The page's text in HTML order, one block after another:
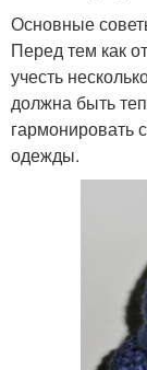
Основные
Перед тем как
учесть
должна быть
гармонировать
одежды.